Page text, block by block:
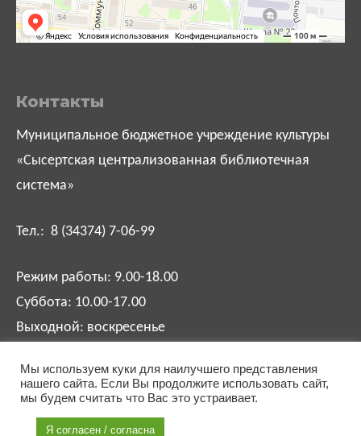
Контакты
Муниципальное бюджетное учреждение культуры
«Сысертская централизованная библиотечная
система»
Тел.: 8 (34374) 7-06-99
Режим работы: 9.00-18.00
Суббота: 10.00-17.00
Выходной: воскресенье
biblsysert@mail.ru
Мы используем куки для наилучшего представления
нашего сайта. Если Вы продолжите использовать сайт,
мы будем считать что Вас это устраивает.
Я согласен / согласна